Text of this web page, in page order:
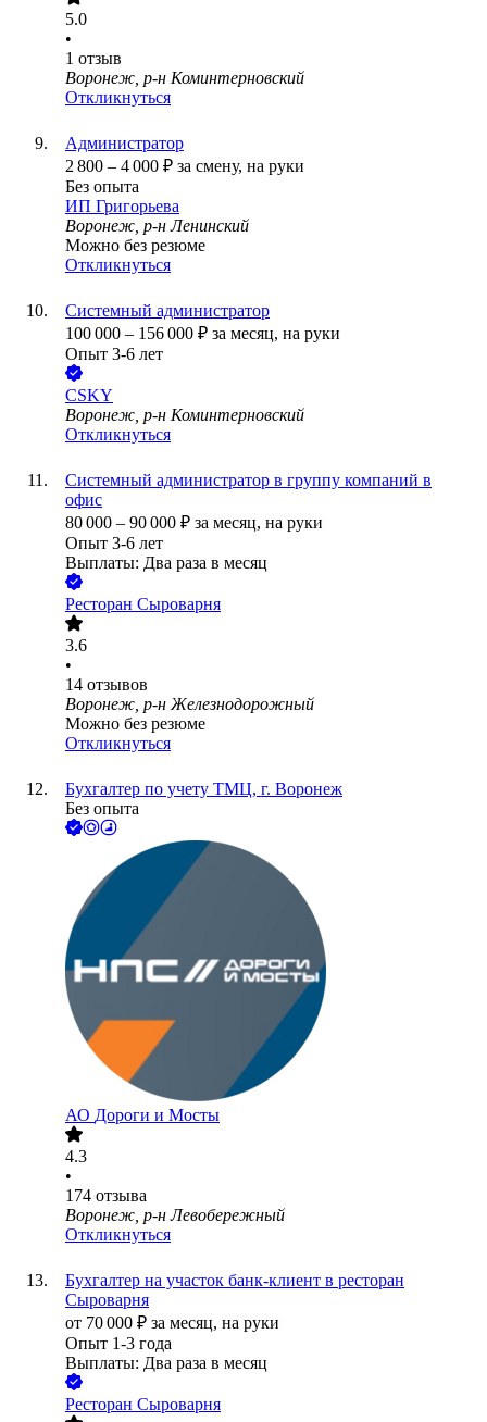
5.0
•
1 отзыв
Воронеж, р-н Коминтерновский
Откликнуться
Администратор
2 800 – 4 000 ₽ за смену, на руки
Без опыта
ИП Григорьева
Воронеж, р-н Ленинский
Можно без резюме
Откликнуться
Системный администратор
100 000 – 156 000 ₽ за месяц, на руки
Опыт 3-6 лет
CSKY
Воронеж, р-н Коминтерновский
Откликнуться
Системный администратор в группу компаний в
офис
80 000 – 90 000 ₽ за месяц, на руки
Опыт 3-6 лет
Выплаты: Два раза в месяц
Ресторан Сыроварня
3.6
•
14 отзывов
Воронеж, р-н Железнодорожный
Можно без резюме
Откликнуться
Бухгалтер по учету ТМЦ, г. Воронеж
Без опыта
АО Дороги и Мосты
4.3
•
174 отзыва
Воронеж, р-н Левобережный
Откликнуться
Бухгалтер на участок банк-клиент в ресторан
Сыроварня
от 70 000 ₽ за месяц, на руки
Опыт 1-3 года
Выплаты: Два раза в месяц
Ресторан Сыроварня